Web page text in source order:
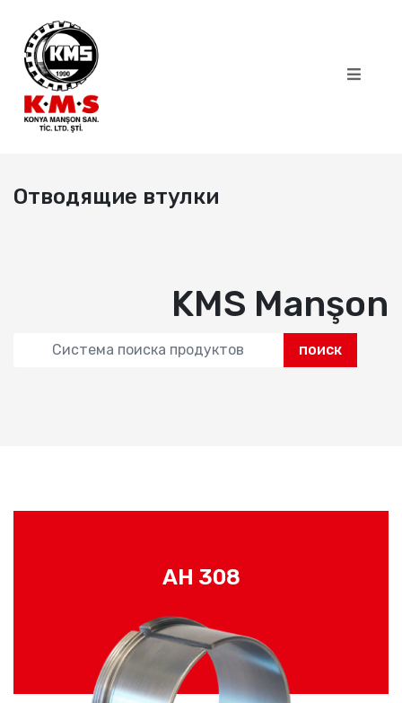
Отводящие втулки
KMS Manşon
поиск
AH 308